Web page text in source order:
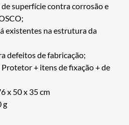
superfície contra corrosão e
existentes na estrutura da
defeitos de fabricação;
+ itens de fixação + de
x 50 x 35 cm
g